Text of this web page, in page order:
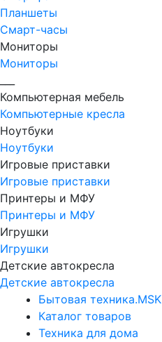
Планшеты
Смарт-часы
Мониторы
Мониторы
Компьютерная мебель
Компьютерные кресла
Ноутбуки
Ноутбуки
Игровые приставки
Игровые приставки
Принтеры и МФУ
Принтеры и МФУ
Игрушки
Игрушки
Детские автокресла
Детские автокресла
Бытовая техника.MSK
Каталог товаров
Техника для дома